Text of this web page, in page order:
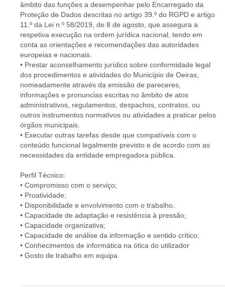
âmbito das funções a desempenhar pelo Encarregado da
Proteção de Dados descritas no artigo 39.º do RGPD e artigo
11.º da Lei n.º 58/2019, de 8 de agosto, que assegura a
respetiva execução na ordem jurídica nacional, tendo em
conta as orientações e recomendações das autoridades
europeias e nacionais.
• Prestar aconselhamento jurídico sobre conformidade legal
dos procedimentos e atividades do Município de Oeiras,
nomeadamente através da emissão de pareceres,
informações e pronuncias escritas no âmbito de atos
administrativos, regulamentos, despachos, contratos, ou
outros instrumentos normativos ou atividades a praticar pelos
órgãos municipais.
• Executar outras tarefas desde que compatíveis com o
conteúdo funcional legalmente previsto e de acordo com as
necessidades da entidade empregadora pública.
Perfil Técnico:
• Compromisso com o serviço;
• Proatividade;
• Disponibilidade e envolvimento com o trabalho.
• Capacidade de adaptação e resistência à pressão;
• Capacidade organizativa;
• Capacidade de análise da informação e sentido crítico;
• Conhecimentos de informática na ótica do utilizador
• Gosto de trabalho em equipa